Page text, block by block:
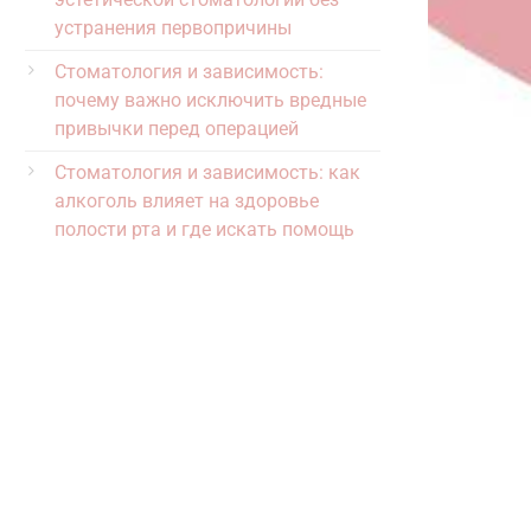
устранения первопричины
Стоматология и зависимость:
почему важно исключить вредные
привычки перед операцией
Стоматология и зависимость: как
алкоголь влияет на здоровье
полости рта и где искать помощь